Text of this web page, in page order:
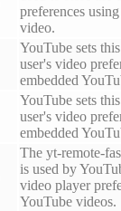
preferences
video.
YouTube sets
user's video
embedded
YouTube sets
user's video
embedded
The yt-remote-
is used by
video player
YouTube videos.